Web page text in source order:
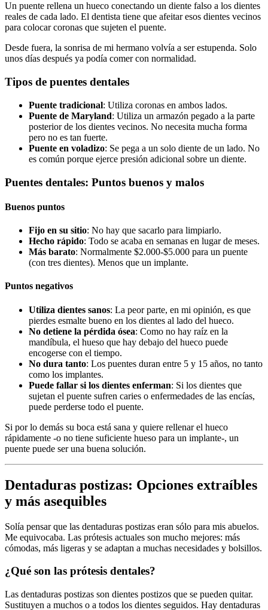
Un puente rellena un hueco conectando un diente falso a los dientes
reales de cada lado. El dentista tiene que afeitar esos dientes vecinos
para colocar coronas que sujeten el puente.
Desde fuera, la sonrisa de mi hermano volvía a ser estupenda. Solo
unos días después ya podía comer con normalidad.
Tipos de puentes dentales
Puente tradicional: Utiliza coronas en ambos lados.
Puente de Maryland: Utiliza un armazón pegado a la parte
posterior de los dientes vecinos. No necesita mucha forma
pero no es tan fuerte.
Puente en voladizo: Se pega a un solo diente de un lado. No
es común porque ejerce presión adicional sobre un diente.
Puentes dentales: Puntos buenos y malos
Buenos puntos
Fijo en su sitio: No hay que sacarlo para limpiarlo.
Hecho rápido: Todo se acaba en semanas en lugar de meses.
Más barato: Normalmente $2.000-$5.000 para un puente
(con tres dientes). Menos que un implante.
Puntos negativos
Utiliza dientes sanos: La peor parte, en mi opinión, es que
pierdes esmalte bueno en los dientes al lado del hueco.
No detiene la pérdida ósea: Como no hay raíz en la
mandíbula, el hueso que hay debajo del hueco puede
encogerse con el tiempo.
No dura tanto: Los puentes duran entre 5 y 15 años, no tanto
como los implantes.
Puede fallar si los dientes enferman: Si los dientes que
sujetan el puente sufren caries o enfermedades de las encías,
puede perderse todo el puente.
Si por lo demás su boca está sana y quiere rellenar el hueco
rápidamente -o no tiene suficiente hueso para un implante-, un
puente puede ser una buena solución.
Dentaduras postizas: Opciones extraíbles
y más asequibles
Solía pensar que las dentaduras postizas eran sólo para mis abuelos.
Me equivocaba. Las prótesis actuales son mucho mejores: más
cómodas, más ligeras y se adaptan a muchas necesidades y bolsillos.
¿Qué son las prótesis dentales?
Las dentaduras postizas son dientes postizos que se pueden quitar.
Sustituyen a muchos o a todos los dientes seguidos. Hay dentaduras